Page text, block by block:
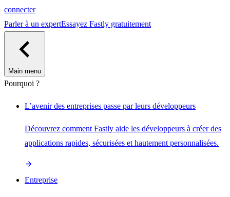
connecter
Parler à un expertEssayez Fastly gratuitement
Main menu
Pourquoi ?
L’avenir des entreprises passe par leurs développeurs
Découvrez comment Fastly aide les développeurs à créer des
applications rapides, sécurisées et hautement personnalisées.
Entreprise